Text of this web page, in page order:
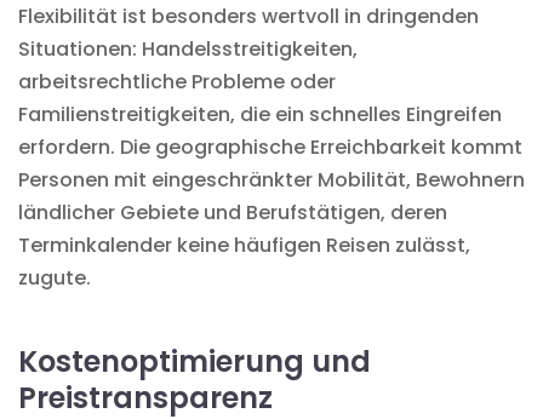
Flexibilität ist besonders wertvoll in dringenden
Situationen: Handelsstreitigkeiten,
arbeitsrechtliche Probleme oder
Familienstreitigkeiten, die ein schnelles Eingreifen
erfordern. Die geographische Erreichbarkeit kommt
Personen mit eingeschränkter Mobilität, Bewohnern
ländlicher Gebiete und Berufstätigen, deren
Terminkalender keine häufigen Reisen zulässt,
zugute.
Kostenoptimierung und
Preistransparenz